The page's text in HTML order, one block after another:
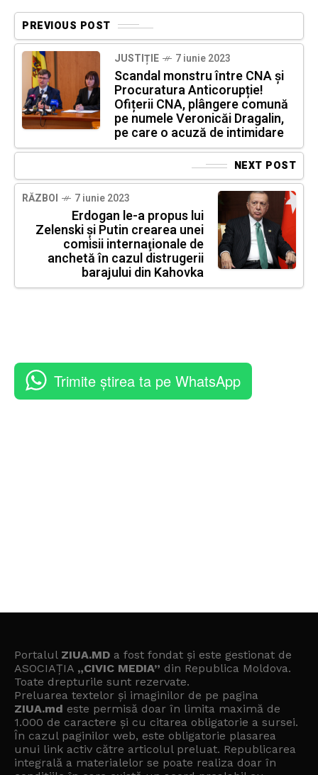
PREVIOUS POST
JUSTIȚIE 7 iunie 2023
Scandal monstru între CNA și
Procuratura Anticorupție!
Ofițerii CNA, plângere comună
pe numele Veronicăi Dragalin,
pe care o acuză de intimidare
NEXT POST
RĂZBOI 7 iunie 2023
Erdogan le-a propus lui
Zelenski şi Putin crearea unei
comisii internaţionale de
anchetă în cazul distrugerii
barajului din Kahovka
Trimite știrea ta pe WhatsApp
Portalul ZIUA.MD a fost fondat și este gestionat de
ASOCIAȚIA „CIVIC MEDIA” din Republica Moldova.
Toate drepturile sunt rezervate.
Preluarea textelor și imaginilor de pe pagina
ZIUA.md este permisă doar în limita maximă de
1.000 de caractere și cu citarea obligatorie a sursei.
În cazul paginilor web, este obligatorie plasarea
unui link activ către articolul preluat. Republicarea
integrală a materialelor se poate realiza doar în